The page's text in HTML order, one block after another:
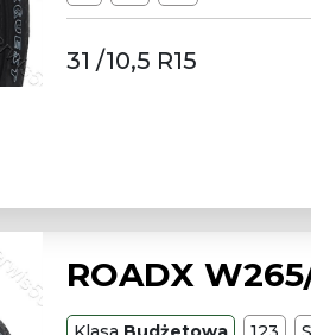
31 /10,5 R15
ROADX